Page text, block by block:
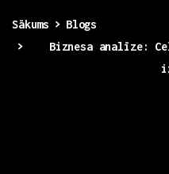
Sākums
Blogs
Biznesa analīze: